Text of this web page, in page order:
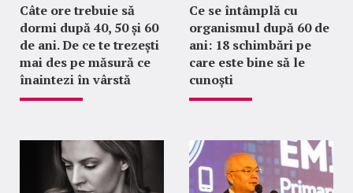
Câte ore trebuie să
dormi după 40, 50 și 60
de ani. De ce te trezești
mai des pe măsură ce
înaintezi în vârstă
Ce se întâmplă cu
organismul după 60 de
ani: 18 schimbări pe
care este bine să le
cunoști